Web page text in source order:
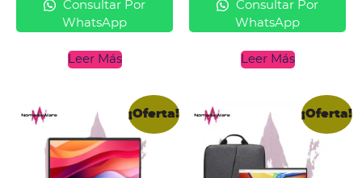
Consultar Por
WhatsApp
Leer Más
Consultar Por
WhatsApp
Leer Más
¡Oferta! ¡Oferta!